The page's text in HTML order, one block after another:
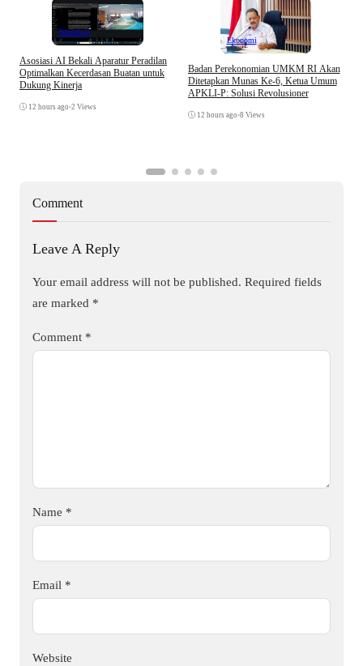
Teknologi
Asosiasi AI Bekali Aparatur Peradilan
Optimalkan Kecerdasan Buatan untuk
Dukung Kinerja
12 hours ago •2 Views
Ekonomi
Badan Perekonomian UMKM RI Akan
Ditetapkan Munas Ke-6, Ketua Umum
APKLI-P: Solusi Revolusioner
12 hours ago •8 Views
Comment
Leave A Reply
Your email address will not be published. Required fields
are marked *
Comment *
Name *
Email *
Website